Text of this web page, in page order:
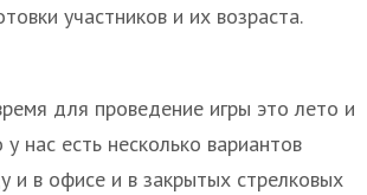
участников и их возраста.
для проведение игры это лето и
нас есть несколько вариантов
и в офисе и в закрытых стрелковых